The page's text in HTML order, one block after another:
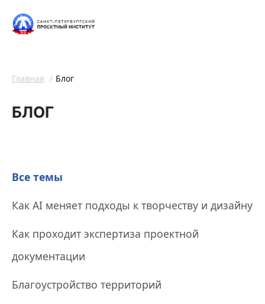
Главная Блог
БЛОГ
Все темы
Как AI меняет подходы к творчеству и дизайну
Как проходит экспертиза проектной
документации
Благоустройство территорий